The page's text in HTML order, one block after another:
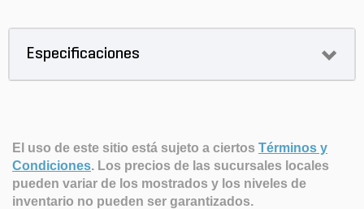
Especificaciones
El uso de este sitio está sujeto a ciertos Términos y
Condiciones. Los precios de las sucursales locales
pueden variar de los mostrados y los niveles de
inventario no pueden ser garantizados.